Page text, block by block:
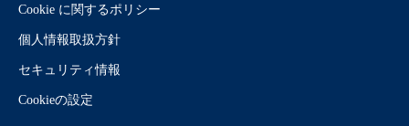
Cookie に関するポリシー
個人情報取扱方針
セキュリティ情報
Cookieの設定